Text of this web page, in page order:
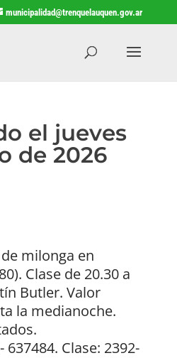
municipalidad@trenquelauquen.gov.ar
el jueves
de 2026
milonga en
Clase de 20.30 a
Butler. Valor
la medianoche.
637484. Clase: 2392-